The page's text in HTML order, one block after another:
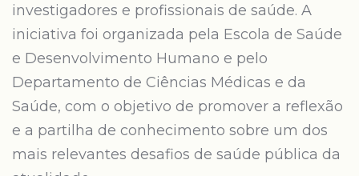
investigadores e profissionais de saúde. A
iniciativa foi organizada pela Escola de Saúde
e Desenvolvimento Humano e pelo
Departamento de Ciências Médicas e da
Saúde, com o objetivo de promover a reflexão
e a partilha de conhecimento sobre um dos
mais relevantes desafios de saúde pública da